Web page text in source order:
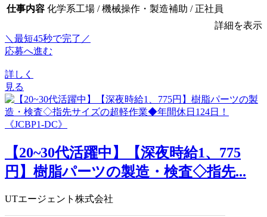
仕事内容 化学系工場 / 機械操作・製造補助 / 正社員
詳細を表示
＼最短45秒で完了／
応募へ進む
詳しく
見る
【20~30代活躍中】【深夜時給1、775
円】樹脂パーツの製造・検査◇指先...
UTエージェント株式会社